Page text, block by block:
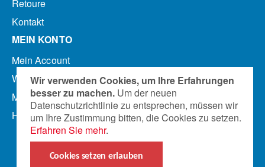
Wir verwenden Cookies, um Ihre Erfahrungen
besser zu machen. Um der neuen
Datenschutzrichtlinie zu entsprechen, müssen wir
um Ihre Zustimmung bitten, die Cookies zu setzen.
Erfahren Sie mehr.
Cookies setzen erlauben
Retoure
Kontakt
MEIN KONTO
Mein Account
Warenkorb anzeigen
Mein Merkzettel
Hilfe